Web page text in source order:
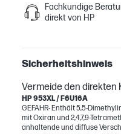
Fachkundige
direkt von HP
Sicherheitshinweis
Vermeide den direkten
HP 953XL / F6U16A
GEFAHR- Enthält 5,5-
mit Oxiran und 2,4,7,9-
anhaltende und diffuse